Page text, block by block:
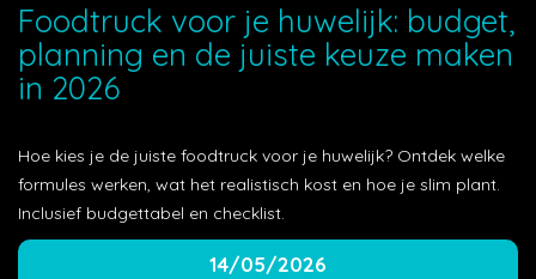
Foodtruck voor je huwelijk: budget,
planning en de juiste keuze maken
in 2026
Hoe kies je de juiste foodtruck voor je huwelijk? Ontdek welke
formules werken, wat het realistisch kost en hoe je slim plant.
Inclusief budgettabel en checklist.
14/05/2026